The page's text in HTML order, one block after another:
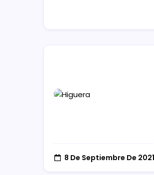
8 De Septiembre De 2021